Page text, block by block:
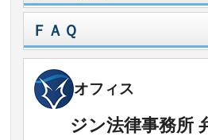
ＦＡＱ
オフィス
ジン法律事務所